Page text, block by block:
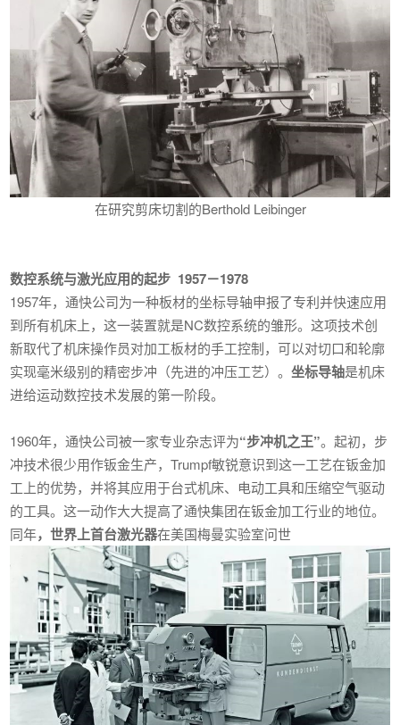
在研究剪床切割的Berthold Leibinger
数控系统与激光应用的起步 1957－1978
1957年，通快公司为一种板材的坐标导轴申报了专利并快速应用
到所有机床上，这一装置就是NC数控系统的雏形。这项技术创
新取代了机床操作员对加工板材的手工控制，可以对切口和轮廓
实现毫米级别的精密步冲（先进的冲压工艺）。坐标导轴是机床
进给运动数控技术发展的第一阶段。
1960年，通快公司被一家专业杂志评为“步冲机之王”。起初，步
冲技术很少用作钣金生产，Trumpf敏锐意识到这一工艺在钣金加
工上的优势，并将其应用于台式机床、电动工具和压缩空气驱动
的工具。这一动作大大提高了通快集团在钣金加工行业的地位。
同年，世界上首台激光器在美国梅曼实验室问世